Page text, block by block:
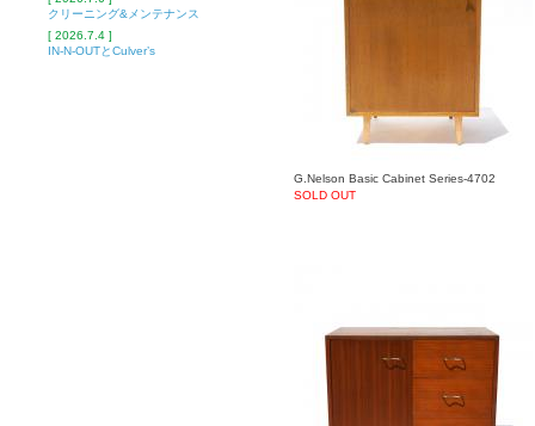
クリーニング&メンテナンス
[ 2026.7.4 ]
IN-N-OUTとCulver’s
G.Nelson Basic Cabinet Series-4702
SOLD OUT